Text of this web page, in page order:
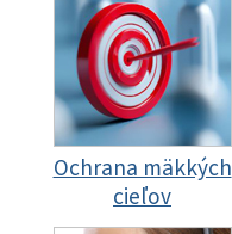
Ochrana mäkkých
cieľov